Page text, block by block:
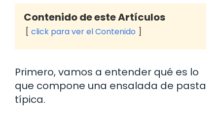
Contenido de este Artículos
click para ver el Contenido
Primero, vamos a entender qué es lo
que compone una ensalada de pasta
típica.